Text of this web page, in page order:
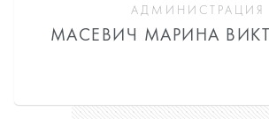
АДМИНИСТРАЦИЯ
МАСЕВИЧ МАРИНА